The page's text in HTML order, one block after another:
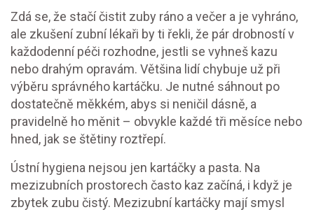
Zdá se, že stačí čistit zuby ráno a večer a je vyhráno,
ale zkušení zubní lékaři by ti řekli, že pár drobností v
každodenní péči rozhodne, jestli se vyhneš kazu
nebo drahým opravám. Většina lidí chybuje už při
výběru správného kartáčku. Je nutné sáhnout po
dostatečně měkkém, abys si neničil dásně, a
pravidelně ho měnit – obvykle každé tři měsíce nebo
hned, jak se štětiny roztřepí.
Ústní hygiena nejsou jen kartáčky a pasta. Na
mezizubních prostorech často kaz začíná, i když je
zbytek zubu čistý. Mezizubní kartáčky mají smysl